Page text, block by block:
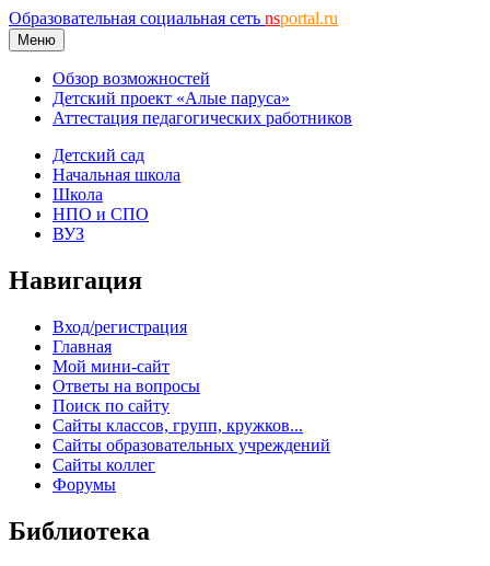
Образовательная социальная сеть nsportal.ru
Меню
Обзор возможностей
Детский проект «Алые паруса»
Аттестация педагогических работников
Детский сад
Начальная школа
Школа
НПО и СПО
ВУЗ
Навигация
Вход/регистрация
Главная
Мой мини-сайт
Ответы на вопросы
Поиск по сайту
Сайты классов, групп, кружков...
Сайты образовательных учреждений
Сайты коллег
Форумы
Библиотека